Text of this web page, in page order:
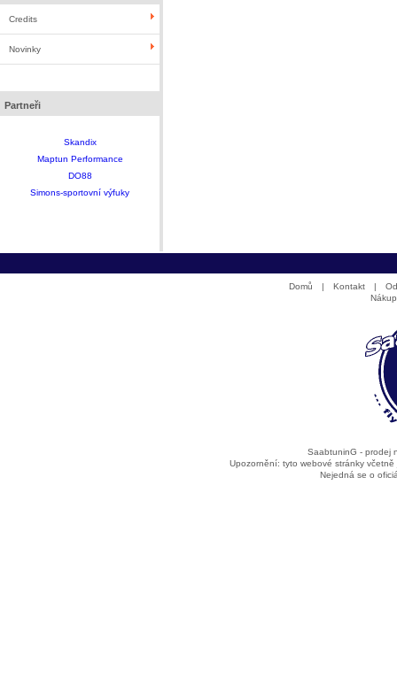
Credits
Novinky
Partneři
Skandix
Maptun Performance
DO88
Simons-sportovní výfuky
Domů | Kontakt |
SaabtuninG - prodej
Upozornění: tyto webové stránky
Nejedná se o